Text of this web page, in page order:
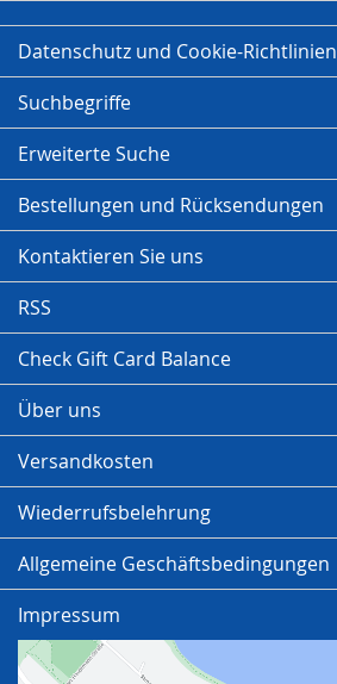
Datenschutz und Cookie-Richtlinien
Suchbegriffe
Erweiterte Suche
Bestellungen und Rücksendungen
Kontaktieren Sie uns
RSS
Check Gift Card Balance
Über uns
Versandkosten
Wiederrufsbelehrung
Allgemeine Geschäftsbedingungen
Impressum